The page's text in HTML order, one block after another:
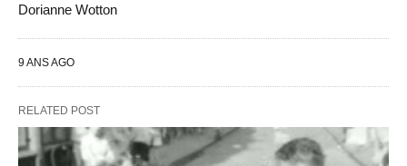
Dorianne Wotton
9 ANS AGO
RELATED POST